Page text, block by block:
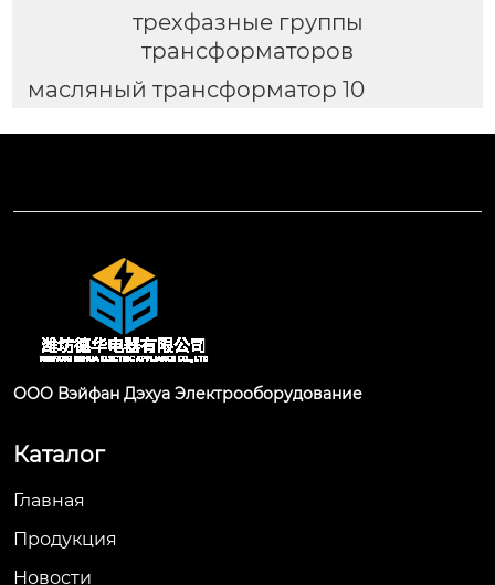
трехфазные группы
трансформаторов
масляный трансформатор 10
ООО Вэйфан Дэхуа Электрооборудование
Каталог
Главная
Продукция
Новости